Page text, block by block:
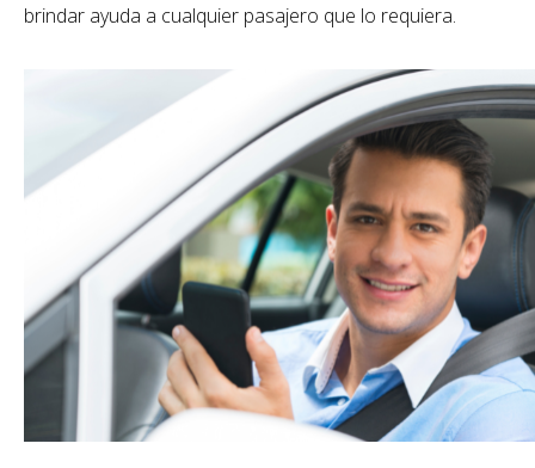
brindar ayuda a cualquier pasajero que lo requiera.